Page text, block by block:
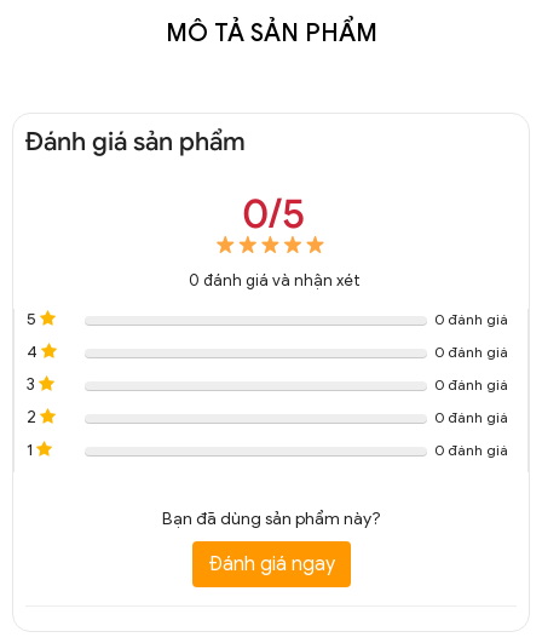
MÔ TẢ SẢN PHẨM
Đánh giá sản phẩm
0/5
0 đánh giá và nhận xét
5
0 đánh giá
4 0 đánh giá
3 0 đánh giá
2 0 đánh giá
1 0 đánh giá
Bạn đã dùng sản phẩm này?
Đánh giá ngay